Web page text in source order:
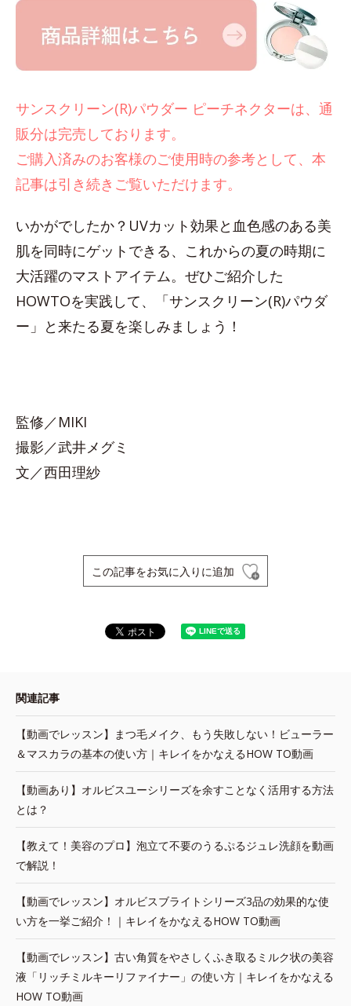
サンスクリーン(R)パウダー ピーチネクターは、通
販分は完売しております。
ご購入済みのお客様のご使用時の参考として、本
記事は引き続きご覧いただけます。
いかがでしたか？UVカット効果と血色感のある美
肌を同時にゲットできる、これからの夏の時期に
大活躍のマストアイテム。ぜひご紹介した
HOWTOを実践して、「サンスクリーン(R)パウダ
ー」と来たる夏を楽しみましょう！
監修／MIKI
撮影／武井メグミ
文／西田理紗
この記事をお気に入りに追加
関連記事
【動画でレッスン】まつ毛メイク、もう失敗しない！ビューラー
＆マスカラの基本の使い方｜キレイをかなえるHOW TO動画
【動画あり】オルビスユーシリーズを余すことなく活用する方法
とは？
【教えて！美容のプロ】泡立て不要のうるぷるジュレ洗顔を動画
で解説！
【動画でレッスン】オルビスブライトシリーズ3品の効果的な使
い方を一挙ご紹介！｜キレイをかなえるHOW TO動画
【動画でレッスン】古い角質をやさしくふき取るミルク状の美容
液「リッチミルキーリファイナー」の使い方｜キレイをかなえる
HOW TO動画